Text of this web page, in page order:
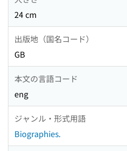
24 cm
出版地（国名コード）
GB
本文の言語コード
eng
ジャンル・形式用語
Biographies.